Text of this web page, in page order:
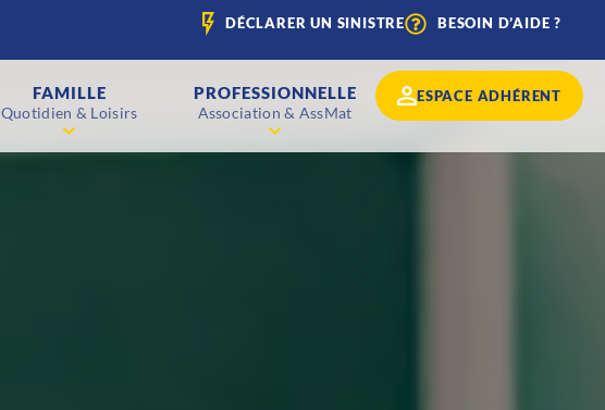
DÉCLARER UN SINISTRE BESOIN D’AIDE ?
FAMILLE
Quotidien & Loisirs
PROFESSIONNELLE
Association & AssMat
ESPACE ADHÉRENT